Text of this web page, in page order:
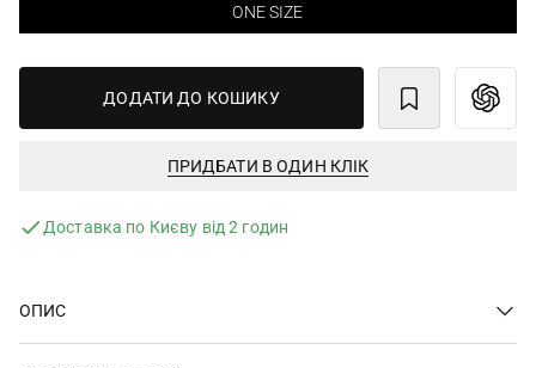
ONE SIZE
ДОДАТИ ДО КОШИКУ
ПРИДБАТИ В ОДИН КЛІК
Доставка по Києву від 2 годин
ОПИС